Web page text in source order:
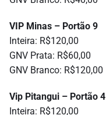
VIP Minas – Portão 9
Inteira: R$120,00
GNV Prata: R$60,00
GNV Branco: R$120,00
Vip Pitangui – Portão 4
Inteira: R$120,00